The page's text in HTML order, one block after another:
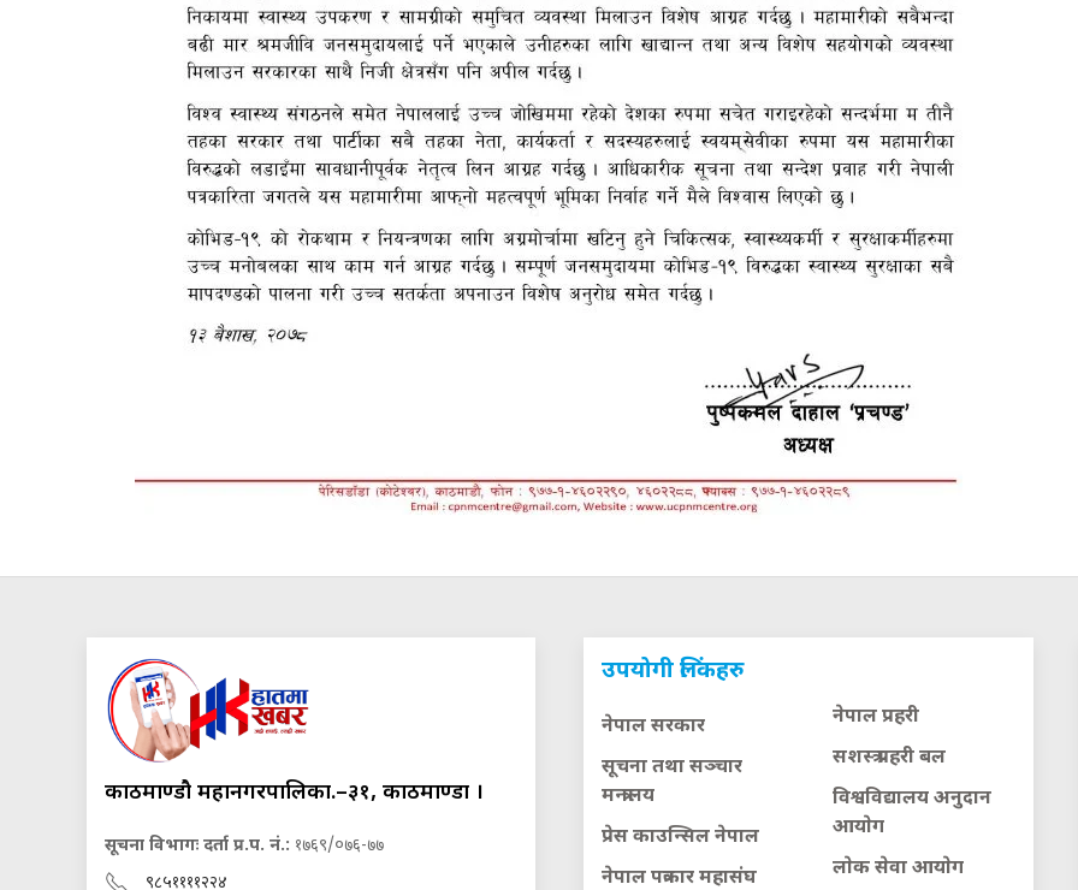
काठमाण्डौ महानगरपालिका.–३१, काठमाण्डौं ।
सूचना विभागः दर्ता प्र.प. नं.: १७६९/०७६-७७
९८५११११२२४
उपयोगी लिंकहरु
नेपाल सरकार
सूचना तथा सञ्चार
मन्त्रालय
प्रेस काउन्सिल नेपाल
नेपाल पत्रकार महासंघ
नेपाल प्रहरी
सशस्त्र प्रहरी बल
विश्वविद्यालय अनुदान
आयाेग
लाेक सेवा आयाेग